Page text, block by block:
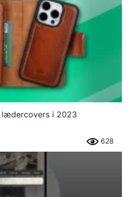
lædercovers i 2023
628